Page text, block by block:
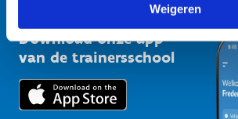
Weigeren
Bedrijven
Trainers en begeleiders
Kennisplatform
Downloads
Voor de pers
Download onze app
van de trainersschool